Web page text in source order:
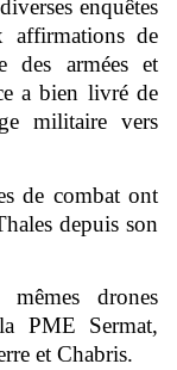
enquêtes
affirmations de
des armées et
a bien livré de
militaire vers
de combat ont
depuis son
mêmes drones
PME Sermat,
et Chabris.